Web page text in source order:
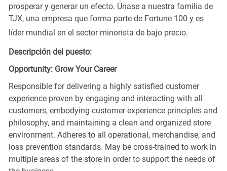
prosperar y generar un efecto. Únase a nuestra familia de
TJX, una empresa que forma parte de Fortune 100 y es
líder mundial en el sector minorista de bajo precio.
Descripción del puesto:
Opportunity: Grow Your Career
Responsible for delivering a highly satisfied customer
experience proven by engaging and interacting with all
customers, embodying customer experience principles and
philosophy, and maintaining a clean and organized store
environment. Adheres to all operational, merchandise, and
loss prevention standards. May be cross-trained to work in
multiple areas of the store in order to support the needs of